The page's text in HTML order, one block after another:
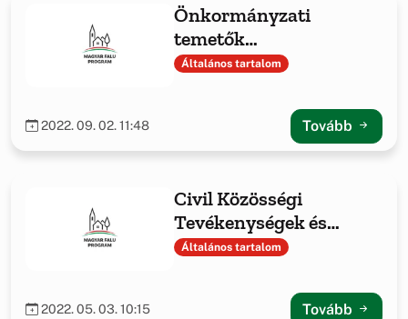
Önkormányzati
temetők
infrastrukturális
Általános tartalom
2022. 09. 02. 11:48 Tovább
Civil Közösségi
Tevékenységek és
Feltételeinek
Általános tartalom
2022. 05. 03. 10:15 Tovább